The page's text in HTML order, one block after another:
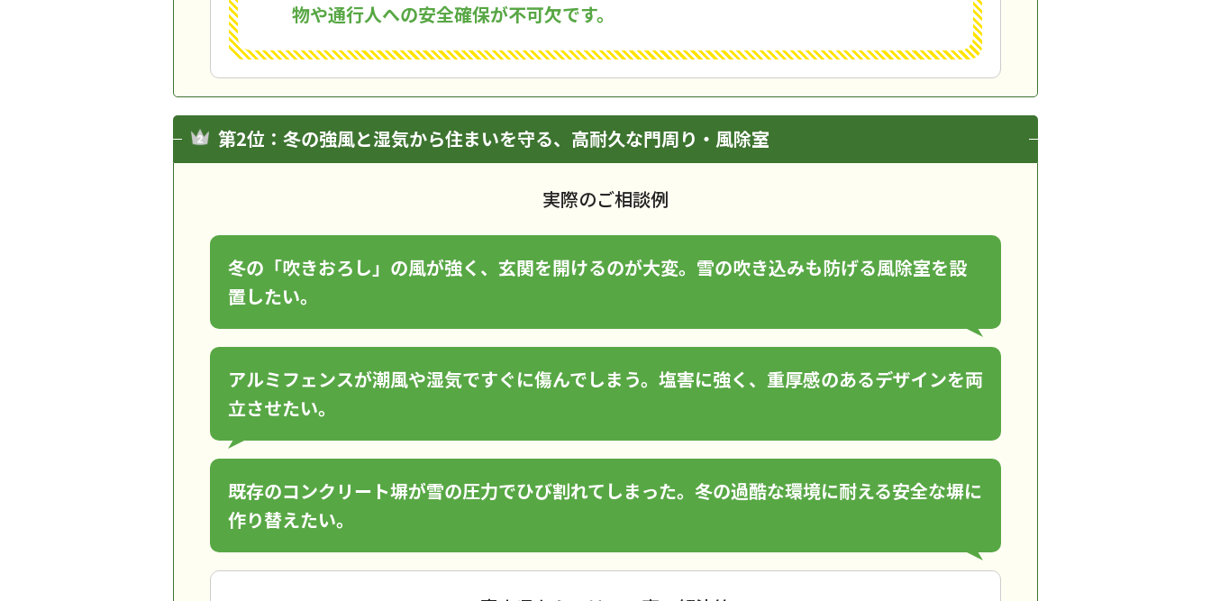
物や通行人への安全確保が不可欠です。
第2位：冬の強風と湿気から住まいを守る、高耐久な門周り・風除室
実際のご相談例
冬の「吹きおろし」の風が強く、玄関を開けるのが大変。雪の吹き込みも防げる風除室を設
置したい。
アルミフェンスが潮風や湿気ですぐに傷んでしまう。塩害に強く、重厚感のあるデザインを両
立させたい。
既存のコンクリート塀が雪の圧力でひび割れてしまった。冬の過酷な環境に耐える安全な塀に
作り替えたい。